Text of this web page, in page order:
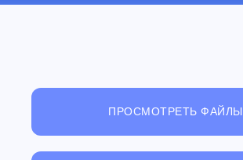
ПРОСМОТРЕТЬ ФАЙЛЫ